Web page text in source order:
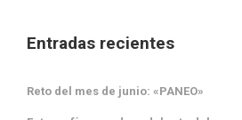
Entradas recientes
Reto del mes de junio: «PANEO»